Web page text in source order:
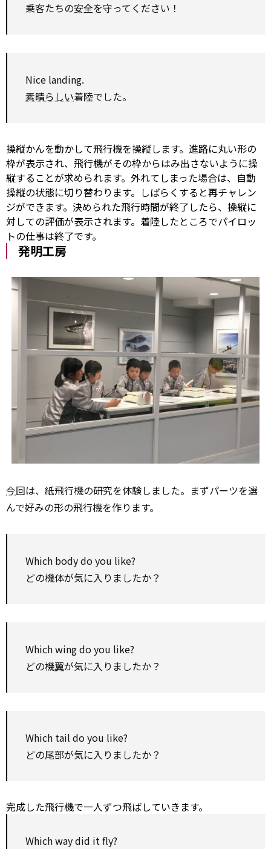
乗客たちの安全を守ってください！
Nice landing.
素晴らしい着陸でした。
操縦かんを動かして飛行機を操縦します。進路に丸い形の
枠が表示され、飛行機がその枠からはみ出さないように操
縦することが求められます。外れてしまった場合は、自動
操縦の状態に切り替わります。しばらくすると再チャレン
ジができます。決められた飛行時間が終了したら、操縦に
対しての評価が表示されます。着陸したところでパイロッ
トの仕事は終了です。
発明工房
今回は、紙飛行機の研究を体験しました。まずパーツを選
んで好みの形の飛行機を作ります。
Which body do you like?
どの機体が気に入りましたか？
Whichwing do you like?
どの機翼が気に入りましたか？
Which tail do you like?
どの尾部が気に入りましたか？
完成した飛行機で一人ずつ飛ばしていきます。
Whichway did it fly?